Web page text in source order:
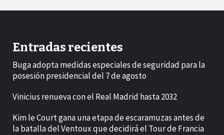
Entradas recientes
Buga adopta medidas especiales de seguridad para la
posesión presidencial del 7 de agosto
Vinicius renueva con el Real Madrid hasta 2032
Kim le Court gana una etapa de escaramuzas antes de
la batalla del Ventoux que decidirá el Tour de Francia